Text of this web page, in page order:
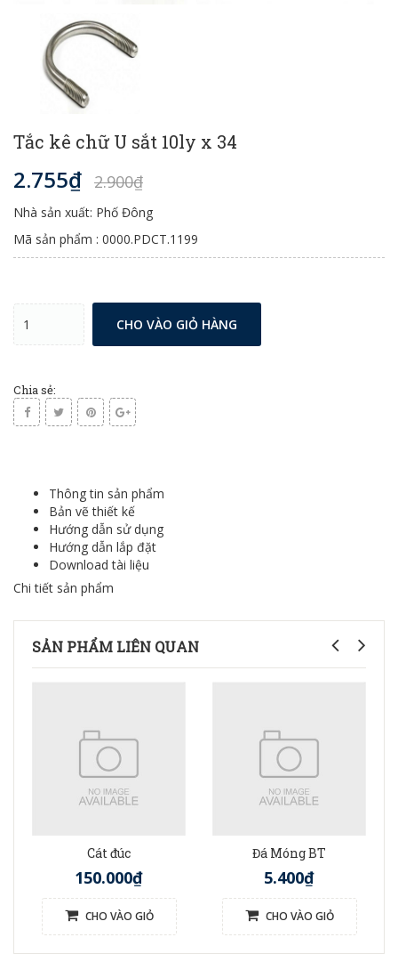
Tắc kê chữ U sắt 10ly x 34
2.755₫ 2.900₫
Nhà sản xuất: Phố Đông
Mã sản phẩm : 0000.PDCT.1199
CHO VÀO GIỎ HÀNG
Chia sẻ:
Thông tin sản phẩm
Bản vẽ thiết kế
Hướng dẫn sử dụng
Hướng dẫn lắp đặt
Download tài liệu
Chi tiết sản phẩm
SẢN PHẨM LIÊN QUAN
Cát đúc
150.000₫
CHO VÀO GIỎ
Đá Móng BT
5.400₫
CHO VÀO GIỎ